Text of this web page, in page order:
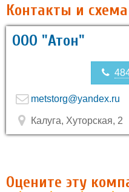
Контакты и
ООО "Атон"
metstorg@yandex.ru
Калуга, Хуторская, 2
Оцените эту